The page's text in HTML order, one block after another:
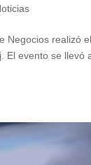
Negocios realizó
El evento se